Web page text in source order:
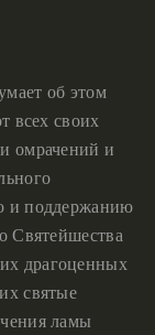
об этом
всех своих
омрачений и
и поддержанию
Святейшества
драгоценных
святые
ламы